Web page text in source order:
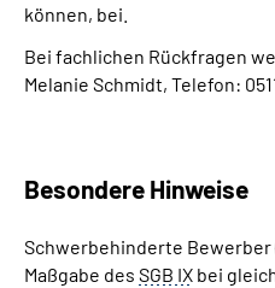
können, bei.
Bei fachlichen Rückfragen
Melanie Schmidt, Telefon:
Besondere Hinweise
Schwerbehinderte Bewerber
Maßgabe des SGB IX bei